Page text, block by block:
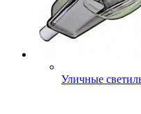
Уличные